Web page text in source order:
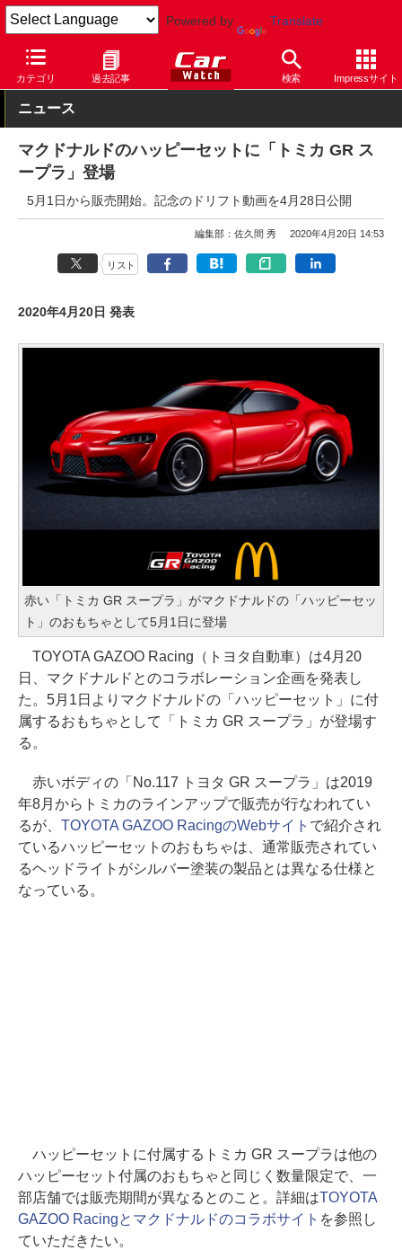
Powered by Translate
カテゴリ 過去記事 検索 Impressサイト
Car Watch 自動車 トヨタ スープラ
ニュース
マクドナルドのハッピーセットに「トミカ GR ス
ープラ」登場
5月1日から販売開始。記念のドリフト動画を4月28日公開
編集部：佐久間 秀 2020年4月20日 14:53
リスト
2020年4月20日 発表
赤い「トミカ GR スープラ」がマクドナルドの「ハッピーセッ
ト」のおもちゃとして5月1日に登場
TOYOTA GAZOO Racing（トヨタ自動車）は4月20
日、マクドナルドとのコラボレーション企画を発表し
た。5月1日よりマクドナルドの「ハッピーセット」に付
属するおもちゃとして「トミカ GR スープラ」が登場す
る。
赤いボディの「No.117 トヨタ GR スープラ」は2019
年8月からトミカのラインアップで販売が行なわれてい
るが、 TOYOTA GAZOO RacingのWebサイト で紹介され
ているハッピーセットのおもちゃは、通常販売されてい
るヘッドライトがシルバー塗装の製品とは異なる仕様と
なっている。
ハッピーセットに付属するトミカ GR スープラは他の
ハッピーセット付属のおもちゃと同じく数量限定で、一
部店舗では販売期間が異なるとのこと。詳細はTOYOTA
GAZOO Racingとマクドナルドのコラボサイト を参照し
ていただきたい。